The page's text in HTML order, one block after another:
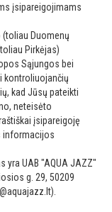
įsipareigojimams
Duomenų
Pirkėjas)
Sąjungos bei
kontroliuojančių
kad Jūsų pateikti
neteisėto
įsipareigoję
informacijos
UAB "AQUA JAZZ"
g. 29, 50209
).